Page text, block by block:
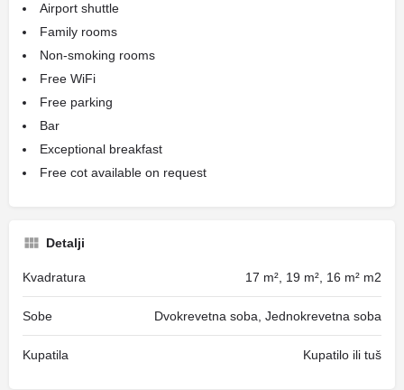
Airport shuttle
Family rooms
Non-smoking rooms
Free WiFi
Free parking
Bar
Exceptional breakfast
Free cot available on request
Detalji
Kvadratura 17 m², 19 m², 16 m² m2
Sobe Dvokrevetna soba, Jednokrevetna soba
Kupatila Kupatilo ili tuš